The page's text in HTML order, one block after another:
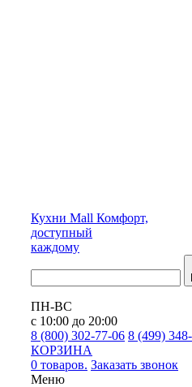
Кухни Mall Комфорт,
доступный
каждому
ПН-ВС
с 10:00 до 20:00
8 (800) 302-77-06 8 (499)
КОРЗИНА
0 товаров. Заказать звонок
Меню